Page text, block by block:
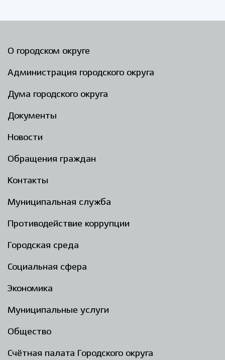
О городском округе
Администрация городского округа
Дума городского округа
Документы
Новости
Обращения граждан
Контакты
Муниципальная служба
Противодействие коррупции
Городская среда
Социальная сфера
Экономика
Муниципальные услуги
Общество
Счётная палата Городского округа